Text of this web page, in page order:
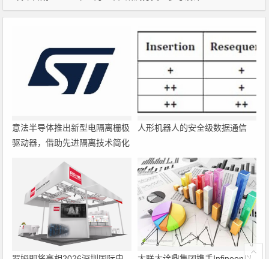
意法半导体推出新型电隔离栅极
驱动器，借助先进隔离技术简化
人形机器人的安全级数据通信